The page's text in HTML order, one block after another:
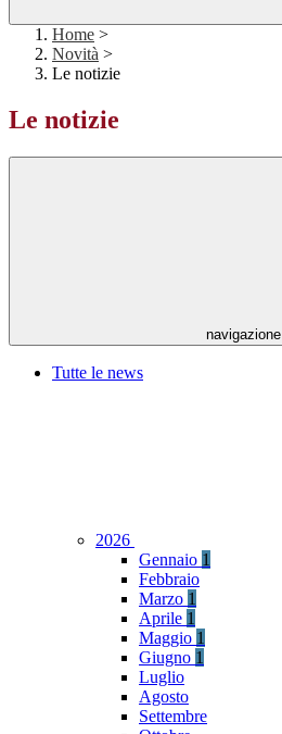
Home >
Novità >
Le notizie
Le notizie
navigazione
Tutte le news
2026
Gennaio 1
Febbraio
Marzo 1
Aprile 1
Maggio 1
Giugno 1
Luglio
Agosto
Settembre